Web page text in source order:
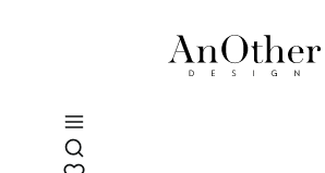
Otwórz wyszukiwarkę